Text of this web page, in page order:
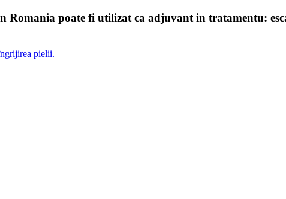
poate fi utilizat ca adjuvant in tratamentu: